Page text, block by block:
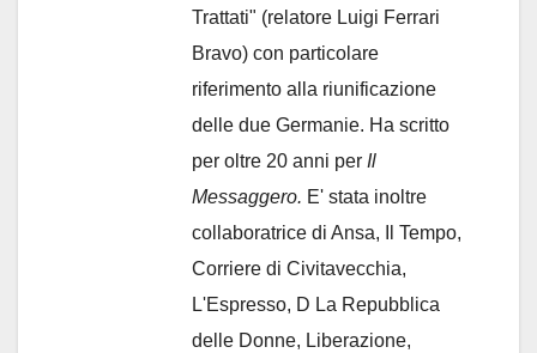
Trattati" (relatore Luigi Ferrari
Bravo) con particolare
riferimento alla riunificazione
delle due Germanie. Ha scritto
per oltre 20 anni per Il
Messaggero. E' stata inoltre
collaboratrice di Ansa, Il Tempo,
Corriere di Civitavecchia,
L'Espresso, D La Repubblica
delle Donne, Liberazione,